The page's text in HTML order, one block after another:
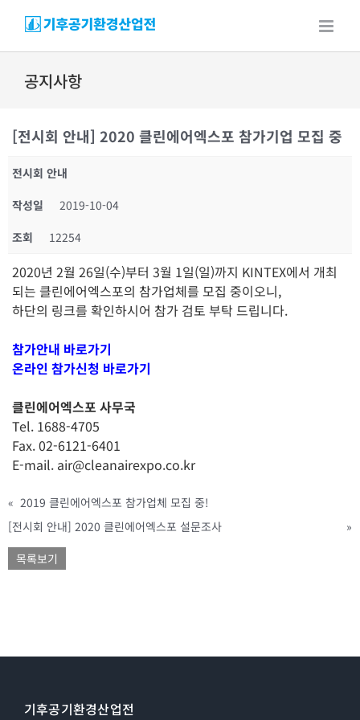
content
공지사항
[전시회 안내] 2020 클린에어엑스포 참가기업 모집 중
전시회 안내
작성일
2019-10-04
조회
12254
2020년 2월 26일(수)부터 3월 1일(일)까지 KINTEX에서 개최
되는 클린에어엑스포의 참가업체를 모집 중이오니,
하단의 링크를 확인하시어 참가 검토 부탁 드립니다.
참가안내 바로가기
온라인 참가신청 바로가기
클린에어엑스포 사무국
Tel. 1688-4705
Fax. 02-6121-6401
E-mail. air@cleanairexpo.co.kr
« 2019 클린에어엑스포 참가업체 모집 중!
[전시회 안내] 2020 클린에어엑스포 설문조사
»
목록보기
기후공기환경산업전